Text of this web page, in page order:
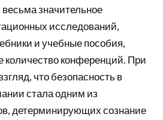
значительное
исследований,
и учебные пособия,
количество конференций. При
что безопасность в
стала одним из
детерминирующих сознание